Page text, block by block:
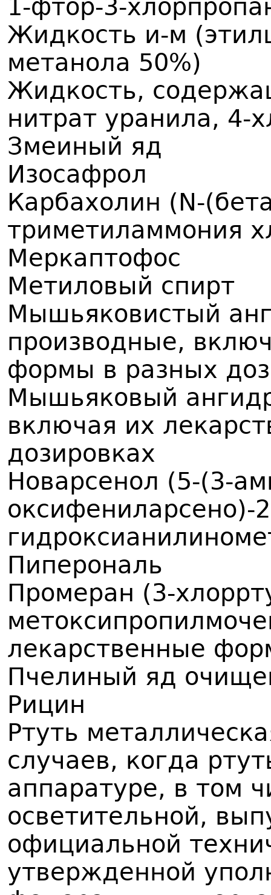
1-фтор-3-
Жидкость и-м
метанола 50%)
Жидкость,
нитрат уранила, 4-
Змеиный яд
Изосафрол
Карбахолин (N-
триметиламмония
Меркаптофос
Метиловый спирт
Мышьяковистый
производные,
формы в разных
Мышьяковый
включая их
дозировках
Новарсенол (5-(3-
оксифениларсено)-
Пиперональ
Промеран (3-
лекарственные
Пчелиный яд
Рицин
Ртуть
случаев, когда
аппаратуре, в том
осветительной,
официальной
утвержденной